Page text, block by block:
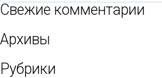
Свежие комментарии
Архивы
Рубрики